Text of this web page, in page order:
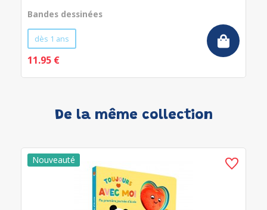
Bandes dessinées
dès 1 ans
11.95 €
De la même collection